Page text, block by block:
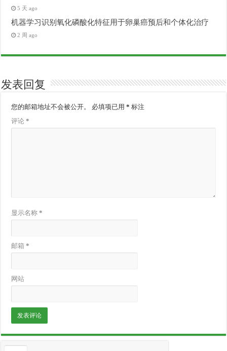
5 天 ago
机器学习识别氧化磷酸化特征用于卵巢癌预后和个体化治疗
2 周 ago
发表回复
您的邮箱地址不会被公开。 必填项已用* 标注
评论*
显示名称*
邮箱*
网站